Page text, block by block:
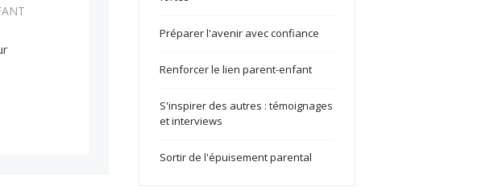
Préparer l'avenir avec confiance
Renforcer le lien parent-enfant
S'inspirer des autres : témoignages
et interviews
Sortir de l'épuisement parental